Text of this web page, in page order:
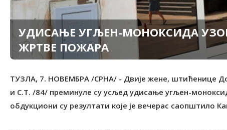
УДИСАЊЕ УГЉЕН-МОНОКСИДА
ЖРТВЕ ПОЖАРА
ТУЗЛА, 7. НОВЕМБРА /СРНА/ - Двије жене, штићенице
и С.Т. /84/ преминуле су усљед удисање угљен-
обдукциони су резултати које је вечерас саопштило